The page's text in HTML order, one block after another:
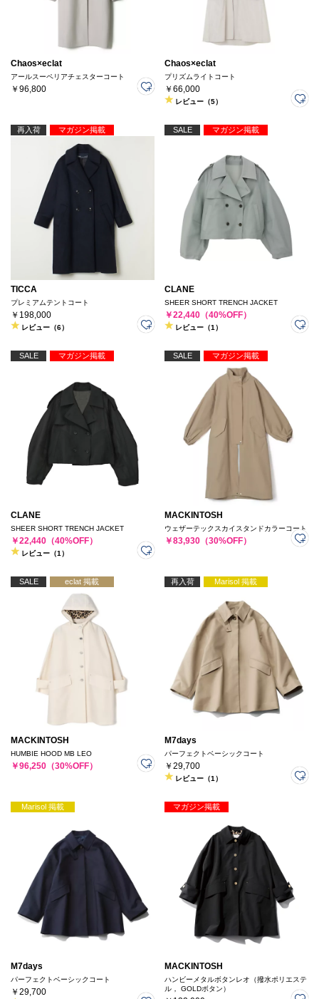
Chaos×eclat
アールスーペリアチェスターコート
￥96,800
Chaos×eclat
プリズムライトコート
￥66,000
レビュー（5）
再入荷 マガジン掲載
TICCA
プレミアムテントコート
￥198,000
レビュー（6）
SALE マガジン掲載
CLANE
SHEER SHORT TRENCH JACKET
￥22,440（40%OFF）
レビュー（1）
SALE マガジン掲載
CLANE
SHEER SHORT TRENCH JACKET
￥22,440（40%OFF）
レビュー（1）
SALE マガジン掲載
MACKINTOSH
ウェザーテックスカイスタンドカラーコート
￥83,930（30%OFF）
SALE eclat 掲載
MACKINTOSH
HUMBIE HOOD MB LEO
￥96,250（30%OFF）
再入荷 Marisol 掲載
M7days
パーフェクトベーシックコート
￥29,700
レビュー（1）
Marisol 掲載
M7days
パーフェクトベーシックコート
￥29,700
マガジン掲載
MACKINTOSH
ハンビーメタルボタンレオ（撥水ポリエステ
ル， GOLDボタン）